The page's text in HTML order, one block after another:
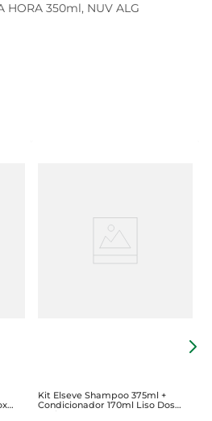
HORA 350ml, NUV ALG
Kit Elseve Shampoo 375ml +
Condicionador 170ml Liso Dos
Sonhos